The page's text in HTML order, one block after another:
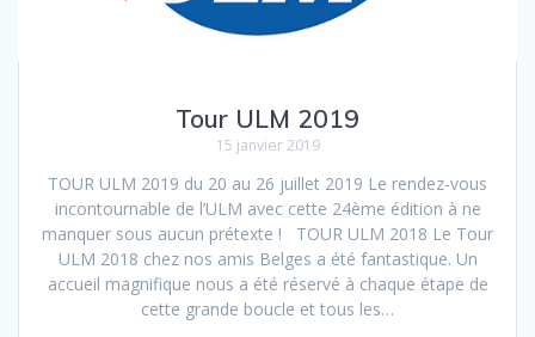
Tour ULM 2019
15 janvier 2019
TOUR ULM 2019 du 20 au 26 juillet 2019 Le rendez-vous
incontournable de l’ULM avec cette 24ème édition à ne
manquer sous aucun prétexte ! TOUR ULM 2018 Le Tour
ULM 2018 chez nos amis Belges a été fantastique. Un
accueil magnifique nous a été réservé à chaque étape de
cette grande boucle et tous les…